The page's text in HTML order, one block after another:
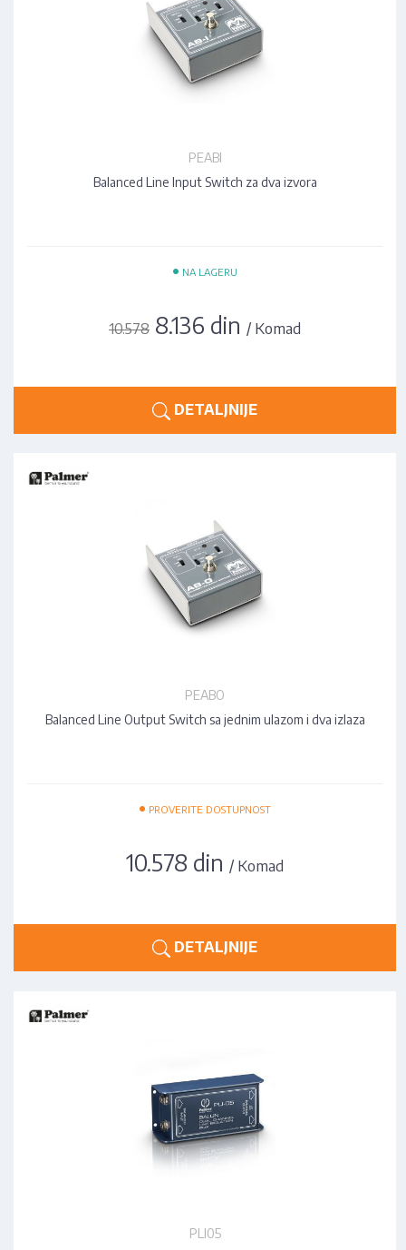
PEABI
Balanced Line Input Switch za dva izvora
• NA LAGERU
10.578 8.136 din / Komad
DETALJNIJE
PEABO
Balanced Line Output Switch sa jednim ulazom i dva izlaza
• PROVERITE DOSTUPNOST
10.578 din/ Komad
DETALJNIJE
PLI05